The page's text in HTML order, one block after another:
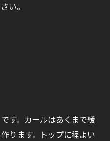
い。
す。カールはあくまで緩
ります。トップに程よい